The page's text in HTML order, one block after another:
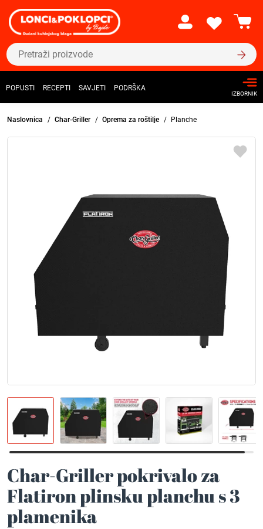
POPUSTI RECEPTI SAVJETI PODRŠKA
IZBORNIK
Naslovnica Char-Griller Oprema za roštilje Planche
Char-Griller pokrivalo za
Flatiron plinsku planchu s 3
plamenika